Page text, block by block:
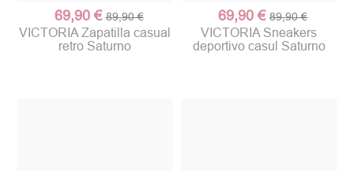
69,90 € 89,90 €
VICTORIA Zapatilla casual
retro Saturno
69,90 € 89,90 €
VICTORIA Sneakers
deportivo casul Saturno